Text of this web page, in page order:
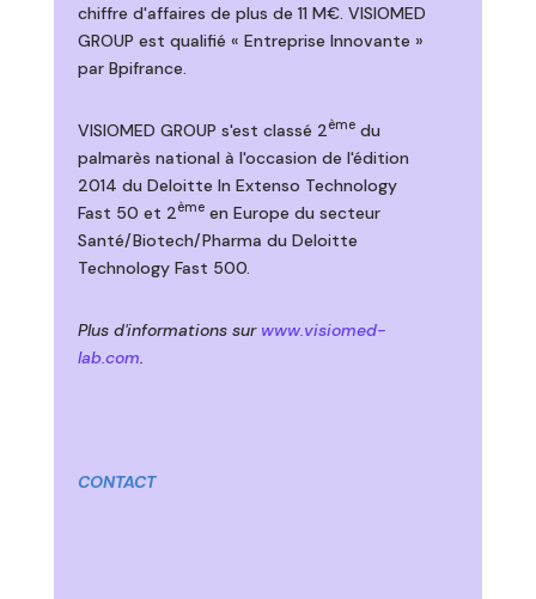
chiffre d'affaires de plus de 11 M€. VISIOMED
GROUP est qualifié « Entreprise Innovante »
par Bpifrance.
VISIOMED GROUP s'est classé 2èmedu
palmarès national à l'occasion de l'édition
2014 du Deloitte In Extenso Technology
Fast 50 et 2èmeen Europe du secteur
Santé/Biotech/Pharma du Deloitte
Technology Fast 500.
Plus d'informations sur www.visiomed-
lab.com
CONTACT